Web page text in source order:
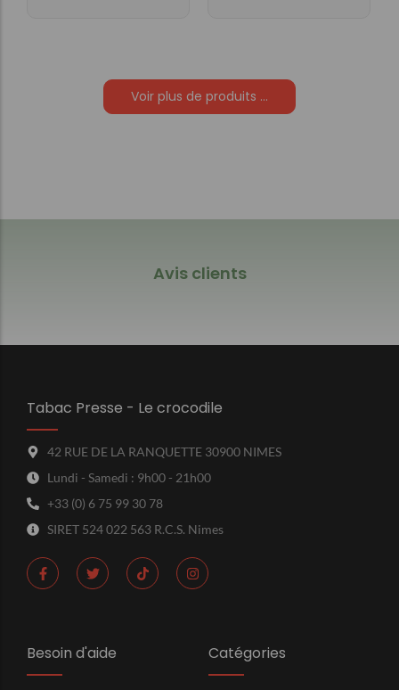
Voir plus de produits ...
Avis clients
Tabac Presse - Le crocodile
42 RUE DE LA RANQUETTE 30900 NIMES
Lundi - Samedi : 9h00 - 21h00
+33 (0) 6 75 99 30 78
SIRET 524 022 563 R.C.S. Nimes
Besoin d'aide Catégories